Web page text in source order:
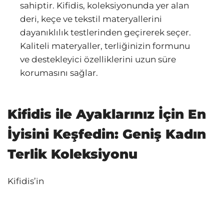
sahiptir. Kifidis, koleksiyonunda yer alan
deri, keçe ve tekstil materyallerini
dayanıklılık testlerinden geçirerek seçer.
Kaliteli materyaller, terliğinizin formunu
ve destekleyici özelliklerini uzun süre
korumasını sağlar.
Kifidis ile Ayaklarınız İçin En
İyisini Keşfedin: Geniş Kadın
Terlik Koleksiyonu
Kifidis’in